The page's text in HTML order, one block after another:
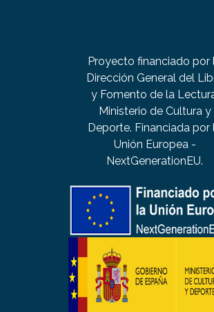
Proyecto financiado por
Dirección General del
y Fomento de la
Ministerio de Cultura y
Deporte. Financiada por
Unión Europea -
NextGenerationEU.